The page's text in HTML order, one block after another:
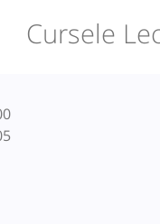
Cursele